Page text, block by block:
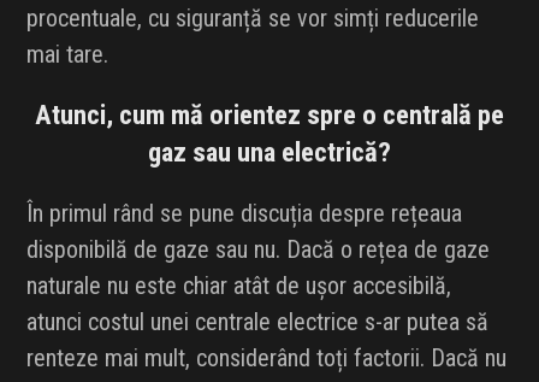
procentuale, cu siguranță se vor simți reducerile
mai tare.
Atunci, cum mă orientez spre o centrală pe
gaz sau una electrică?
În primul rând se pune discuția despre rețeaua
disponibilă de gaze sau nu. Dacă o rețea de gaze
naturale nu este chiar atât de ușor accesibilă,
atunci costul unei centrale electrice s-ar putea să
renteze mai mult, considerând toți factorii. Dacă nu